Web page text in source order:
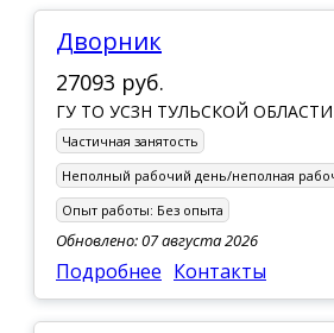
Дворник
27093 руб.
ГУ ТО УСЗН ТУЛЬСКОЙ ОБЛАСТИ
Частичная занятость
Неполный рабочий день/неполная
Опыт работы: Без опыта
Обновлено: 07 августа 2026
Подробнее Контакты